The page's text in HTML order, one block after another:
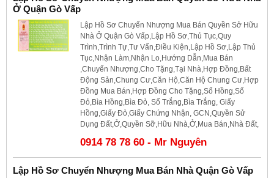
Ở Quận Gò Vấp
Lập Hồ Sơ Chuyển Nhượng Mua Bán Quyền Sở Hữu
Nhà Ở Quận Gò Vấp,Lập Hồ Sơ,Thủ Tục,Quy
Trình,Trình Tự,Tư Vấn,Điều Kiện,Lập Hồ Sơ,Lập Thủ
Tục,Nhận Làm,Nhận Lo,Hướng Dẫn,Mua Bán
,Chuyển Nhượng,Cho Tặng,Tại Nhà,Hợp Đồng,Bất
Động Sản,Chung Cư,Căn Hộ,Căn Hộ Chung Cư,Hợp
Đồng Mua Bán,Hợp Đồng Cho Tặng,Sổ Hồng,Sổ
Đỏ,Bìa Hồng,Bìa Đỏ, Sổ Trắng,Bìa Trắng, Giấy
Hồng,Giấy Đỏ,Giấy Chứng Nhận, GCN,Quyền Sử
Dụng Đất,Ở,Quyền Sỡ,Hữu Nhà,Ở,Mua Bán,Nhà Đất,
0914 78 78 60 - Mr Nguyên
Lập Hồ Sơ Chuyển Nhượng Mua Bán Nhà Quận Gò Vấp